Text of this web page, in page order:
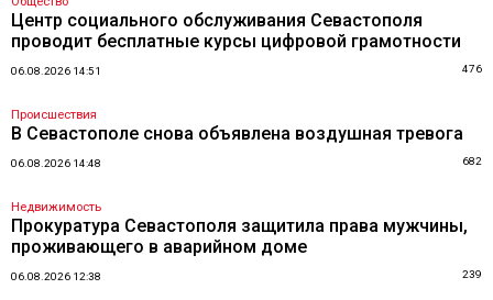
Центр социального обслуживания Севастополя
проводит бесплатные курсы цифровой грамотности
06.08.2026 14:51 476
Происшествия
В Севастополе снова объявлена воздушная тревога
06.08.2026 14:48 682
Недвижимость
Прокуратура Севастополя защитила права мужчины,
проживающего в аварийном доме
06.08.2026 12:38 239